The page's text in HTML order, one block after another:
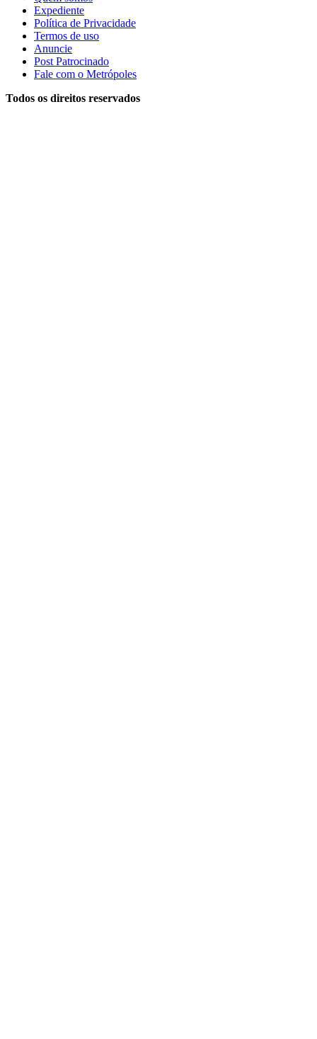
Expediente
Política de Privacidade
Termos de uso
Anuncie
Post Patrocinado
Fale com o Metrópoles
Todos os direitos reservados